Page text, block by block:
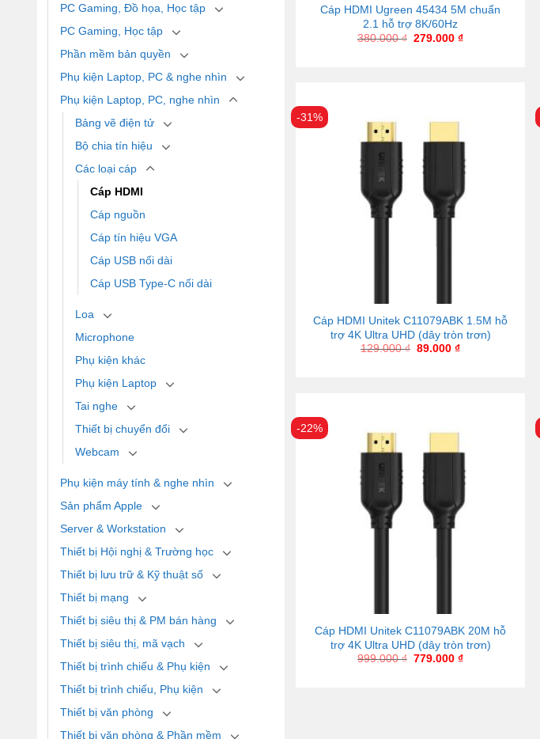
PC Gaming, Đồ họa, Học tập
PC Gaming, Học tập
Phần mềm bản quyền
Phụ kiện Laptop, PC & nghe nhìn
Phụ kiện Laptop, PC, nghe nhìn
Bảng vẽ điện tử
Bộ chia tín hiệu
Các loại cáp
Cáp HDMI
Cáp nguồn
Cáp tín hiệu VGA
Cáp USB nối dài
Cáp USB Type-C nối dài
Loa
Microphone
Phụ kiện khác
Phụ kiện Laptop
Tai nghe
Thiết bị chuyển đổi
Webcam
Phụ kiện máy tính & nghe nhìn
Sản phẩm Apple
Server & Workstation
Thiết bị Hội nghị & Trường học
Thiết bị lưu trữ & Kỹ thuật số
Thiết bị mạng
Thiết bị siêu thị & PM bán hàng
Thiết bị siêu thị, mã vạch
Thiết bị trình chiếu & Phụ kiện
Thiết bị trình chiếu, Phụ kiện
Thiết bị văn phòng
Thiết bị văn phòng & Phần mềm
Cáp HDMI Ugreen 45434 5M chuẩn
2.1 hỗ trợ 8K/60Hz
380.000₫ 279.000₫
-31%
Cáp HDMI Unitek C11079ABK 1.5M hỗ
trợ 4K Ultra UHD (dây tròn trơn)
129.000₫ 89.000₫
-22%
Cáp HDMI Unitek C11079ABK 20M hỗ
trợ 4K Ultra UHD (dây tròn trơn)
999.000₫ 779.000₫